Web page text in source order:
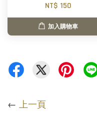
NT$ 150
加入購物車
← 上一頁